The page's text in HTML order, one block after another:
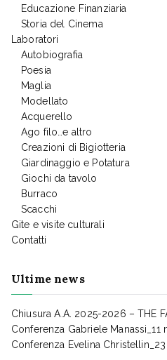
Educazione Finanziaria
Storia del Cinema
Laboratori
Autobiografia
Poesia
Maglia
Modellato
Acquerello
Ago filo…e altro
Creazioni di Bigiotteria
Giardinaggio e Potatura
Giochi da tavolo
Burraco
Scacchi
Gite e visite culturali
Contatti
Ultime news
Chiusura A.A. 2025-2026 – THE
Conferenza Gabriele
Conferenza Evelina